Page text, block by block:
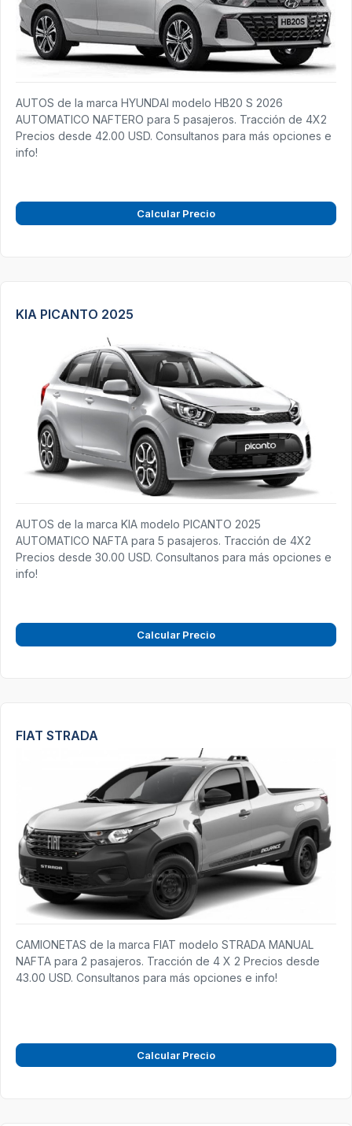
AUTOS de la marca HYUNDAI modelo HB20 S 2026
AUTOMATICO NAFTERO para 5 pasajeros. Tracción de 4X2
Precios desde 42.00 USD. Consultanos para más opciones e
info!
Calcular Precio
KIA PICANTO 2025
AUTOS de la marca KIA modelo PICANTO 2025
AUTOMATICO NAFTA para 5 pasajeros. Tracción de 4X2
Precios desde 30.00 USD. Consultanos para más opciones e
info!
Calcular Precio
FIAT STRADA
CAMIONETAS de la marca FIAT modelo STRADA MANUAL
NAFTA para 2 pasajeros. Tracción de 4 X 2 Precios desde
43.00 USD. Consultanos para más opciones e info!
Calcular Precio